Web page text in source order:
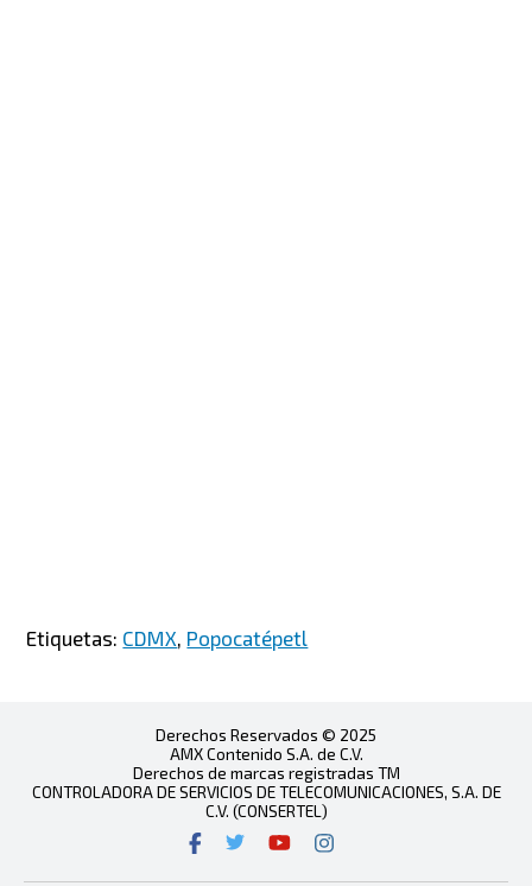
Etiquetas: CDMX Popocatépetl
Derechos Reservados © 2025
AMX Contenido S.A. de C.V.
Derechos de marcas registradas TM
CONTROLADORA DE SERVICIOS DE TELECOMUNICACIONES, S.A. DE
C.V. (CONSERTEL)